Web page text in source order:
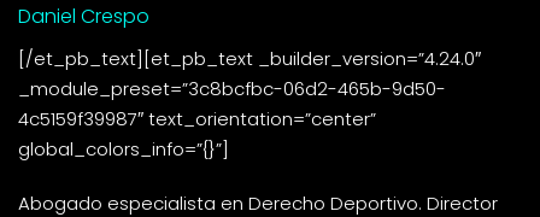
Daniel Crespo
[/et_pb_text][et_pb_text _builder_version=”4.24.0″
_module_preset=”3c8bcfbc-06d2-465b-9d50-
4c5159f39987″ text_orientation=”center”
global_colors_info=”{}”]
Abogado especialista en Derecho Deportivo. Director